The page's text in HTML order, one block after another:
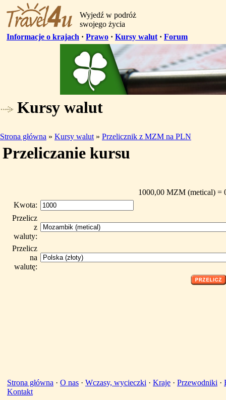
Wyjedź w podróż
swojego życia
Informacje o krajach · Prawo · Kursy walut · Forum
Kursy walut
Strona główna » Kursy walut » Przelicznik z MZM na PLN
Przeliczanie kursu
1000,00 MZM (metical) =
Kwota:
Przelicz
z
waluty:
Przelicz
na
walutę:
Strona główna · O nas · Wczasy, wycieczki · Kraje · Przewodniki ·
Kontakt